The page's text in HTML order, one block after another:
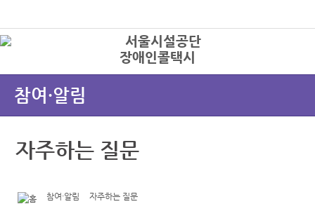
장애인콜택시
참여·알림
자주하는 질문
참여·알림 자주하는 질문